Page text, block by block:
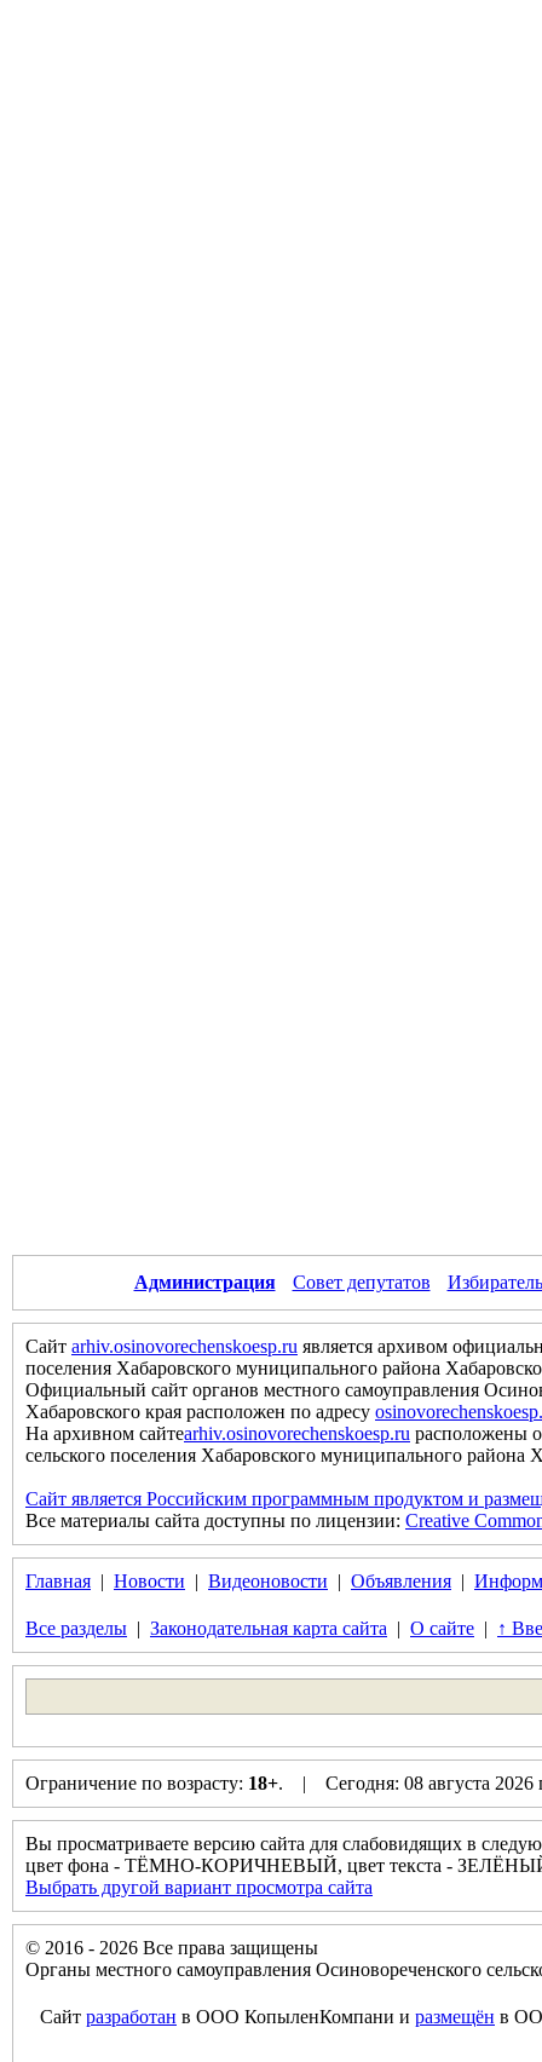
Администрация Совет депутатов
Сайт arhiv.osinovorechenskoesp.ru является архивом
поселения Хабаровского муниципального района
Официальный сайт органов местного самоуправления
Хабаровского края расположен по адресу
На архивном сайтеarhiv.osinovorechenskoesp.ru расположены
сельского поселения Хабаровского муниципального района
Сайт является Российским программным продуктом и
Все материалы сайта доступны по лицензии: Creative
Главная | Новости | Видеоновости | Объявления |
Все разделы | Законодательная карта сайта | О сайте | ↑
Ограничение по возрасту: 18+. | Сегодня: 08 августа
Вы просматриваете версию сайта для слабовидящих в
цвет фона - ТЁМНО-КОРИЧНЕВЫЙ, цвет текста -
Выбрать другой вариант просмотра сайта
© 2016 - 2026 Все права защищены
Органы местного самоуправления Осиновореченского
Сайт разработан в ООО КопыленКомпани и размещён в